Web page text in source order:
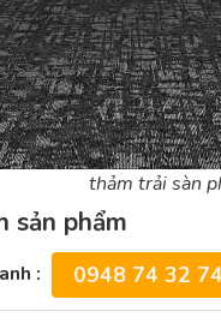
thảm trải sàn
sản phẩm
: 0948 74 32 74